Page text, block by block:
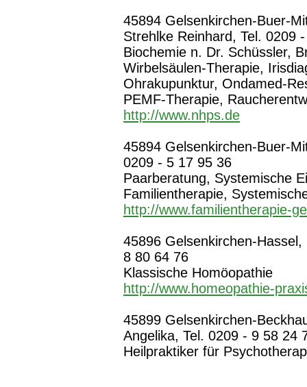
45894 Gelsenkirchen-Buer-
Strehlke Reinhard, Tel. 0209
Biochemie n. Dr. Schüssler,
Wirbelsäulen-Therapie,
Ohrakupunktur, Ondamed-
PEMF-Therapie,
http://www.nhps.de
45894 Gelsenkirchen-Buer-
0209 - 5 17 95 36
Paarberatung, Systemische
Familientherapie,
http://www.familientherapie-
45896 Gelsenkirchen-
8 80 64 76
Klassische Homöopathie
http://www.homeopathie-
45899 Gelsenkirchen-
Angelika, Tel. 0209 - 9 58 24
Heilpraktiker für